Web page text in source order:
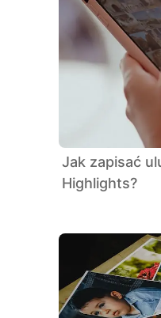
Jak zapisać
Highlights?